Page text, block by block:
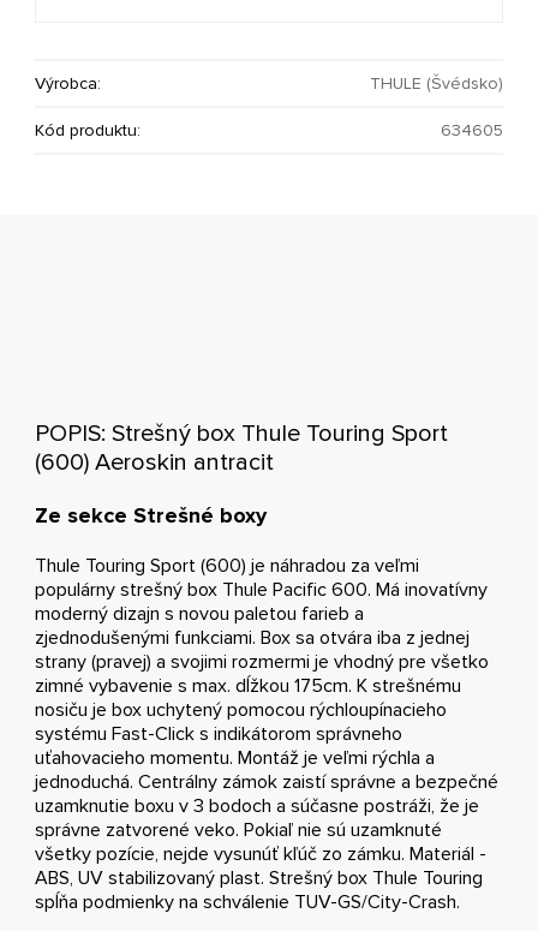
Výrobca: THULE (Švédsko)
Kód produktu: 634605
POPIS: Strešný box Thule Touring Sport
(600) Aeroskin antracit
Ze sekce Strešné boxy
Thule Touring Sport (600) je náhradou za veľmi
populárny strešný box Thule Pacific 600. Má inovatívny
moderný dizajn s novou paletou farieb a
zjednodušenými funkciami. Box sa otvára iba z jednej
strany (pravej) a svojimi rozmermi je vhodný pre všetko
zimné vybavenie s max. dĺžkou 175cm. K strešnému
nosiču je box uchytený pomocou rýchloupínacieho
systému Fast-Click s indikátorom správneho
uťahovacieho momentu. Montáž je veľmi rýchla a
jednoduchá. Centrálny zámok zaistí správne a bezpečné
uzamknutie boxu v 3 bodoch a súčasne postráži, že je
správne zatvorené veko. Pokiaľ nie sú uzamknuté
všetky pozície, nejde vysunúť kľúč zo zámku. Materiál -
ABS, UV stabilizovaný plast. Strešný box Thule Touring
spĺňa podmienky na schválenie TUV-GS/City-Crash.